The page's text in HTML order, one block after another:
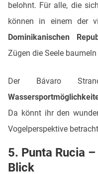
belohnt. Für alle, die
können in einem der
Dominikanischen
Zügen die Seele
Der Bávaro
Da könnt ihr den
Vogelperspektive
5. Punta Rucia
Blick